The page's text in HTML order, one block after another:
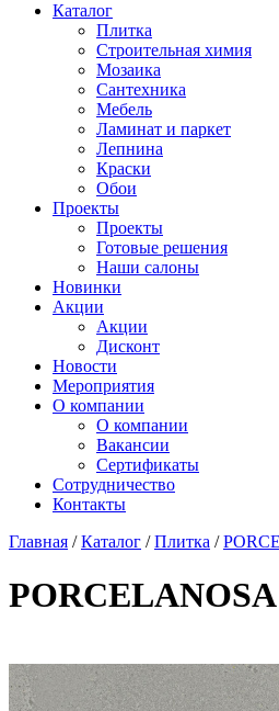
Каталог
Плитка
Строительная химия
Мозаика
Сантехника
Мебель
Ламинат и паркет
Лепнина
Краски
Обои
Проекты
Проекты
Готовые решения
Наши салоны
Новинки
Акции
Акции
Дисконт
Новости
Мероприятия
О компании
О компании
Вакансии
Сертификаты
Сотрудничество
Контакты
Главная /Каталог /Плитка /